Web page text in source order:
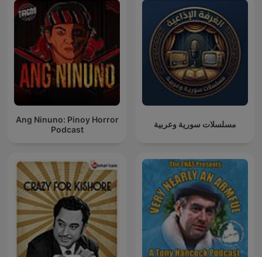
Ang Ninuno: Pinoy Horror
Podcast
مسلسلات سورية وعربية